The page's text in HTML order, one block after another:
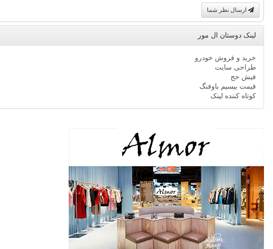
ارسال نظر شما
لینک دوستان ال مور
خرید و فروش خودرو
طراحی سایت
فیش حج
قیمت بیسیم باوفنگ
کوتاه کننده لینک